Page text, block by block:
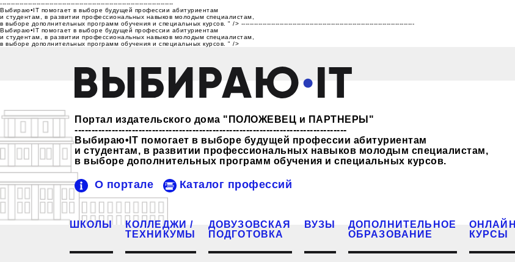
---------------------------------------------------------------------------------
Выбираю•IT помогает в выборе будущей профессии абитуриентам
и студентам, в развитии профессиональных навыков молодым специалистам,
в выборе дополнительных программ обучения и специальных курсов. " /> ---------------------------------------------------------------------------------
Выбираю•IT помогает в выборе будущей профессии абитуриентам
и студентам, в развитии профессиональных навыков молодым специалистам,
в выборе дополнительных программ обучения и специальных курсов. " />
Портал издательского дома "ПОЛОЖЕВЕЦ и ПАРТНЕРЫ"
---------------------------------------------------------------------------------
Выбираю•IT помогает в выборе будущей профессии абитуриентам
и студентам, в развитии профессиональных навыков молодым специалистам,
в выборе дополнительных программ обучения и специальных курсов.
О портале Каталог профессий
ШКОЛЫ
КОЛЛЕДЖИ /
ТЕХНИКУМЫ
ДОВУЗОВСКАЯ
ПОДГОТОВКА
ВУЗЫ
ДОПОЛНИТЕЛЬНОЕ
ОБРАЗОВАНИЕ
ОНЛАЙН
КУРСЫ